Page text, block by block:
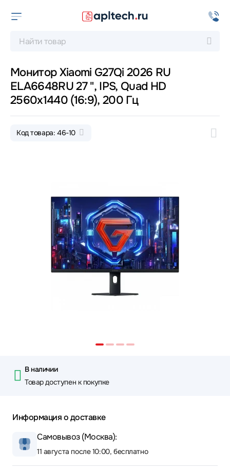
Монитор Xiaomi G27Qi 2026 RU
ELA6648RU 27 ", IPS, Quad HD
2560x1440 (16:9), 200 Гц
Код товара: 46-10
В наличии
Товар доступен к покупке
Информация о доставке
Самовывоз (Москва):
11 августа после 10:00, бесплатно